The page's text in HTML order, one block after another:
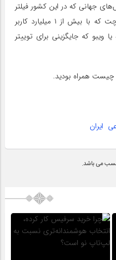
جهانی که در این کشور فیلتر
هستند کردند. برای نمونه وی‌چت که با بیش از ۱ میلیارد کاربر
ویبو که جایگزینی برای توییتر
چیست همراه بودید.
ایران
می باشد.